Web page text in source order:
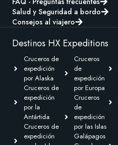
Salud y Seguridad a bordo
Consejos al viajero
Destinos HX Expeditions
Cruceros de
expedición
por Alaska
Cruceros de
expedición
por la
Antártida
Cruceros de
expedición
Cruceros
de
expedición
por Europa
Cruceros
de
expedición
por las Islas
Galápagos